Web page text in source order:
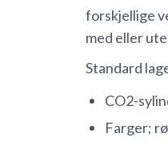
forskjellige
med eller
Standard
CO2-
Farger;